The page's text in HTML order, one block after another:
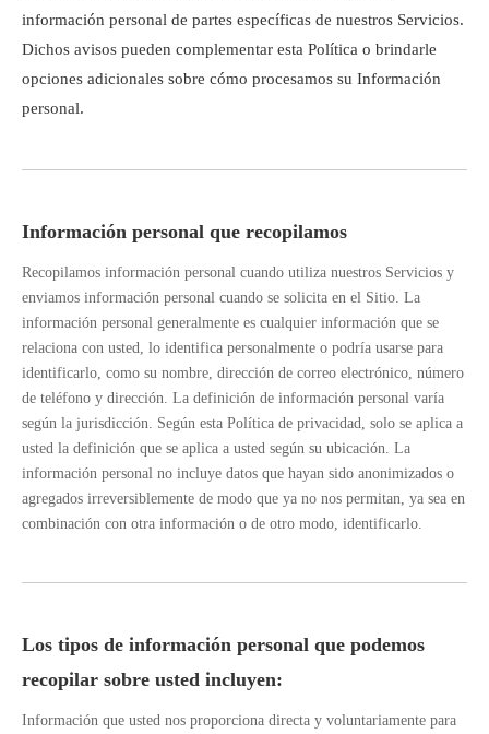
información personal de partes específicas de nuestros Servicios.
Dichos avisos pueden complementar esta Política o brindarle
opciones adicionales sobre cómo procesamos su Información
personal.
Información personal que recopilamos
Recopilamos información personal cuando utiliza nuestros Servicios y
enviamos información personal cuando se solicita en el Sitio. La
información personal generalmente es cualquier información que se
relaciona con usted, lo identifica personalmente o podría usarse para
identificarlo, como su nombre, dirección de correo electrónico, número
de teléfono y dirección. La definición de información personal varía
según la jurisdicción. Según esta Política de privacidad, solo se aplica a
usted la definición que se aplica a usted según su ubicación. La
información personal no incluye datos que hayan sido anonimizados o
agregados irreversiblemente de modo que ya no nos permitan, ya sea en
combinación con otra información o de otro modo, identificarlo.
Los tipos de información personal que podemos
recopilar sobre usted incluyen:
Información que usted nos proporciona directa y voluntariamente para